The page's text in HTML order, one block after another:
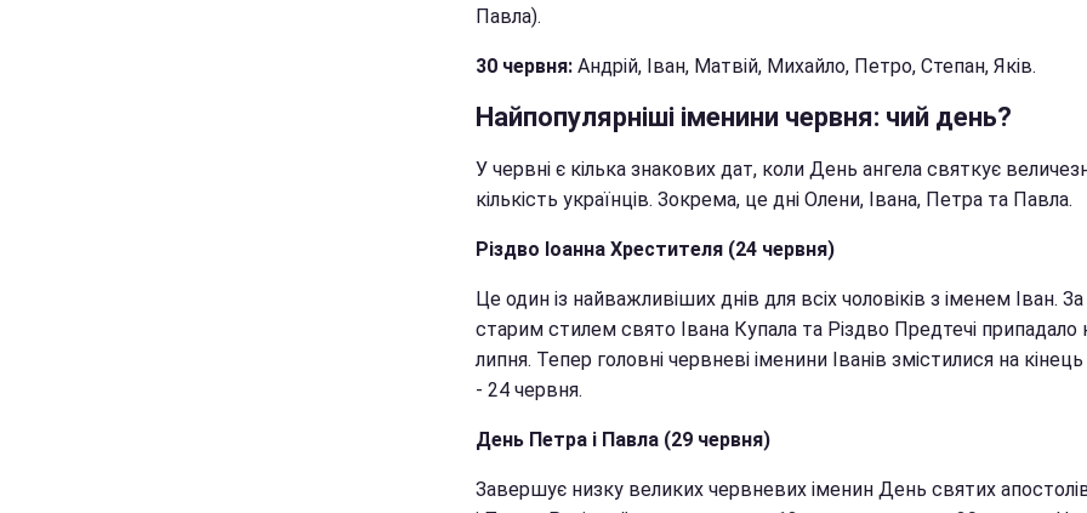
Павла).
30 червня: Андрій, Іван, Матвій, Михайло, Петро, Степан, Яків.
Найпопулярніші іменини червня: чий день?
У червні є кілька знакових дат, коли День ангела святкує
кількість українців. Зокрема, це дні Олени, Івана, Петра та Павла.
Різдво Іоанна Хрестителя (24 червня)
Це один із найважливіших днів для всіх чоловіків з іменем Іван. За
старим стилем свято Івана Купала та Різдво Предтечі припадало
липня. Тепер головні червневі іменини Іванів змістилися на
- 24 червня.
День Петра і Павла (29 червня)
Завершує низку великих червневих іменин День святих